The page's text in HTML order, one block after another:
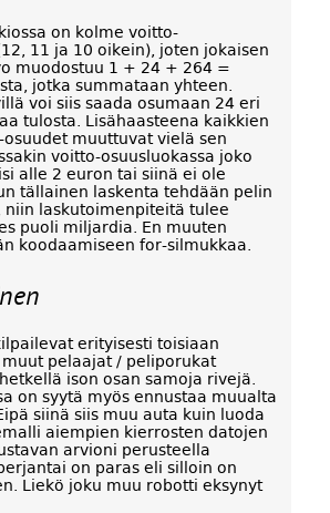
on kolme voitto-
11 ja 10 oikein), joten jokaisen
muodostuu 1 + 24 + 264 =
jotka summataan yhteen.
voi siis saada osumaan 24 eri
tulosta. Lisähaasteena kaikkien
osuudet muuttuvat vielä sen
voitto-osuusluokassa joko
alle 2 euron tai siinä ei ole
tällainen laskenta tehdään pelin
niin laskutoimenpiteitä tulee
puoli miljardia. En muuten
koodaamiseen for-silmukkaa.
erityisesti toisiaan
muut pelaajat / peliporukat
ison osan samoja rivejä.
on syytä myös ennustaa muualta
siinä siis muu auta kuin luoda
aiempien kierrosten datojen
arvioni perusteella
on paras eli silloin on
Liekö joku muu robotti eksynyt